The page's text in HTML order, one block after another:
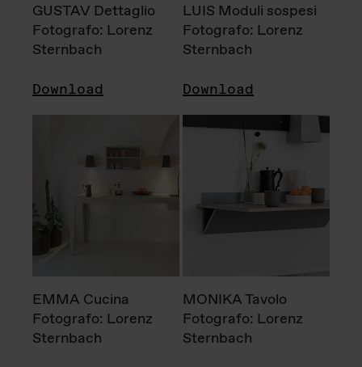
GUSTAV Dettaglio
Fotografo: Lorenz
Sternbach
Download
LUIS Moduli sospesi
Fotografo: Lorenz
Sternbach
Download
EMMA Cucina
Fotografo: Lorenz
Sternbach
MONIKA Tavolo
Fotografo: Lorenz
Sternbach